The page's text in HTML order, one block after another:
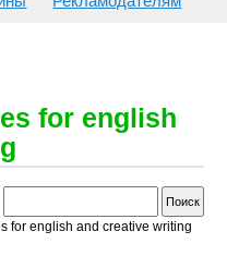
for english
for english and creative writing